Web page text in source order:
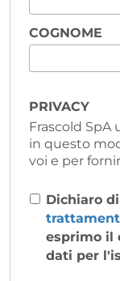
COGNOME
PRIVACY
Frascold
in questo
voi e per
Dichiaro
esprimo il
dati per